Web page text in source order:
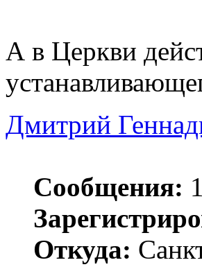
А в Церкви
Дмитрий
Сообщения:
Откуда: